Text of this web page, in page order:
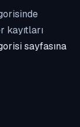
kayıtları
sayfasına